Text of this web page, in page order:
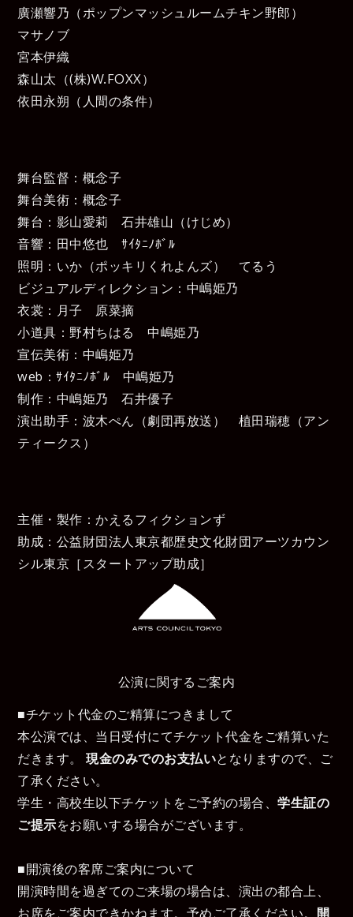
廣瀬響乃（ポップンマッシュルームチキン野郎）
マサノブ
宮本伊織
森山太（(株)W.FOXX）
依田永朔（人間の条件）
舞台監督：概念子
舞台美術：概念子
舞台：影山愛莉 石井雄山（けじめ）
音響：田中悠也 ｻｲﾀﾆﾉﾎﾞﾙ
照明：いか（ポッキリくれよんズ） てるう
ビジュアルディレクション：中嶋姫乃
衣裳：月子 原菜摘
小道具：野村ちはる 中嶋姫乃
宣伝美術：中嶋姫乃
web：ｻｲﾀﾆﾉﾎﾞﾙ 中嶋姫乃
制作：中嶋姫乃 石井優子
演出助手：波木ぺん（劇団再放送） 植田瑞穂（アン
ティークス）
主催・製作：かえるフィクションず
助成：公益財団法人東京都歴史文化財団アーツカウン
シル東京［スタートアップ助成］
公演に関するご案内
■チケット代金のご精算につきまして
本公演では、当日受付にてチケット代金をご精算いた
だきます。現金のみでのお支払いとなりますので、ご
了承ください。
学生・高校生以下チケットをご予約の場合、学生証の
ご提示をお願いする場合がございます。
■開演後の客席ご案内について
開演時間を過ぎてのご来場の場合は、演出の都合上、
お席をご案内できかねます。予めご了承ください。
開